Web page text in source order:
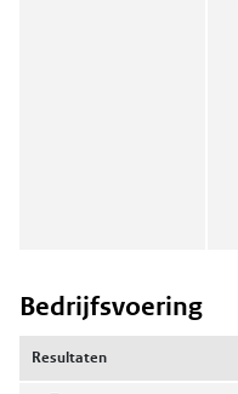
Bedrijfsvoering
Resultaten